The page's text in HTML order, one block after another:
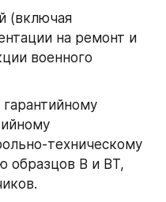
(включая
на ремонт и
военного
техническому
образцов В и ВТ,